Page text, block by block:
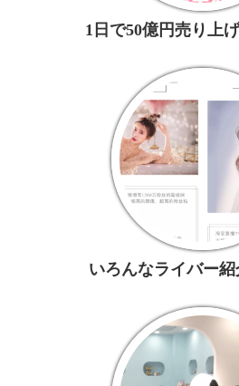
1日で50億円売り上
いろんなライバー